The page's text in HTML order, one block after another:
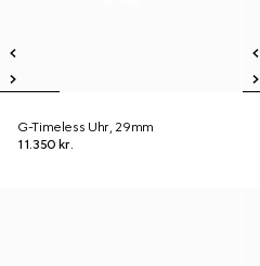
G-Timeless Uhr, 29mm
11.350 kr.